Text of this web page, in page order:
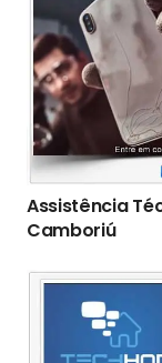
Assistência
Camboriú